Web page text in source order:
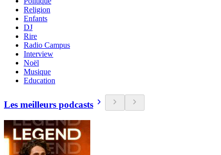
Religion
Enfants
DJ
Rire
Radio Campus
Interview
Noël
Musique
Education
Les meilleurs podcasts